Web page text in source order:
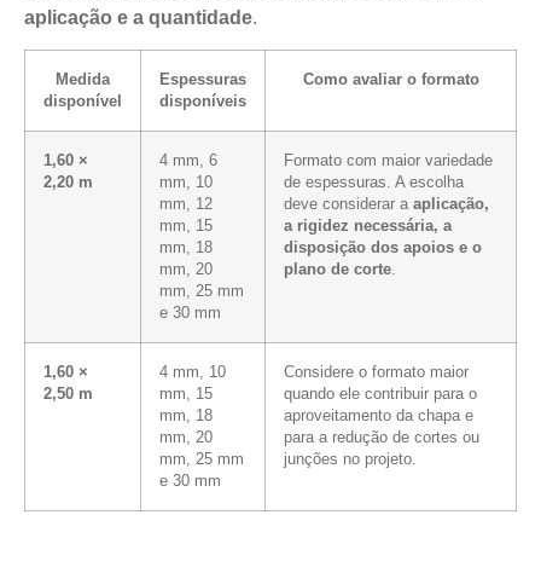
aplicação e a quantidade.
Medida
disponível
Espessuras
disponíveis
Como avaliar o formato
1,60 ×
2,20 m
4 mm, 6
mm, 10
mm, 12
mm, 15
mm, 18
mm, 20
mm, 25 mm
e 30 mm
Formato com maior variedade
de espessuras. A escolha
deve considerar a aplicação,
a rigidez necessária, a
disposição dos apoios e o
plano de corte.
1,60 ×
2,50 m
4 mm, 10
mm, 15
mm, 18
mm, 20
mm, 25 mm
e 30 mm
Considere o formato maior
quando ele contribuir para o
aproveitamento da chapa e
para a redução de cortes ou
junções no projeto.